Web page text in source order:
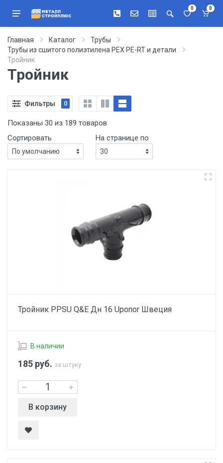
0 0
Главная Каталог
Трубы
Трубы из сшитого полиэтилена PEX PE-RT и детали
Тройник
Тройник
Фильтры 0
Показаны 30 из 189 товаров
Сортировать
На странице по
Тройник PPSU Q&E Дн 16 Uponor Швеция
В наличии
185 руб. за штуку
В корзину